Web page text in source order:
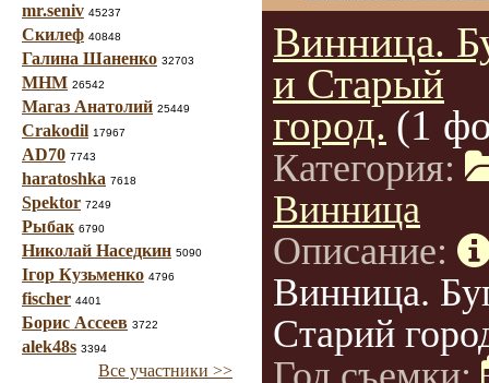
mr.seniv 45237
Скилеф 40848
Галина Шаненко 32703
МНМ 26542
Магаз Анатолий 25449
Crakodil 17967
AD70 7743
haratoshka 7618
Spektor 7249
Рыбак 6790
Николай Наседкин 5090
Ігор Кузьменко 4796
fischer 4401
Борис Ассеев 3722
alek48s 3394
Все участники >>
Винница.
и Старый
город. (1
Категория:
Винница
Описание:
Винница.
Старий